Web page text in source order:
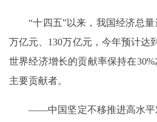
“十四五”以来，我国经济总量
万亿元、130万亿元，今年预计达
世界经济增长的贡献率保持在
主要贡献者。
——中国坚定不移推进高水平